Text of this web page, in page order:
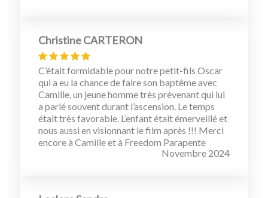
Christine CARTERON
C’était formidable pour notre petit-fils Oscar
qui a eu la chance de faire son baptême avec
Camille, un jeune homme très prévenant qui lui
a parlé souvent durant l’ascension. Le temps
était très favorable. L’enfant était émerveillé et
nous aussi en visionnant le film après !!! Merci
encore à Camille et à Freedom Parapente
Novembre 2024